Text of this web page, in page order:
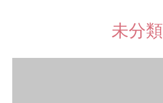
未分類